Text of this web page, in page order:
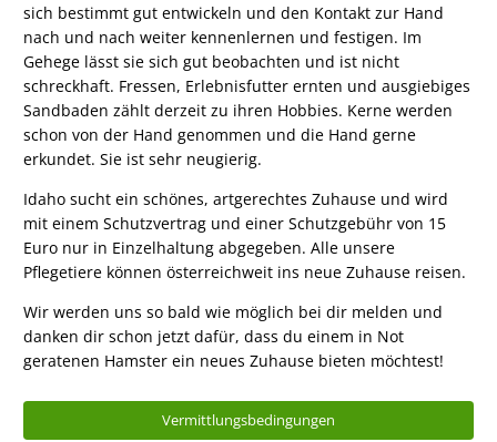
sich bestimmt gut entwickeln und den Kontakt zur Hand
nach und nach weiter kennenlernen und festigen. Im
Gehege lässt sie sich gut beobachten und ist nicht
schreckhaft. Fressen, Erlebnisfutter ernten und ausgiebiges
Sandbaden zählt derzeit zu ihren Hobbies. Kerne werden
schon von der Hand genommen und die Hand gerne
erkundet. Sie ist sehr neugierig.
Idaho sucht ein schönes, artgerechtes Zuhause und wird
mit einem Schutzvertrag und einer Schutzgebühr von 15
Euro nur in Einzelhaltung abgegeben. Alle unsere
Pflegetiere können österreichweit ins neue Zuhause reisen.
Wir werden uns so bald wie möglich bei dir melden und
danken dir schon jetzt dafür, dass du einem in Not
geratenen Hamster ein neues Zuhause bieten möchtest!
Vermittlungsbedingungen